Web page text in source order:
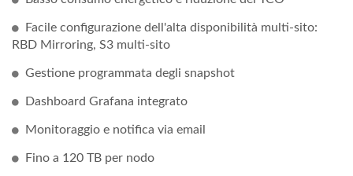
Facile configurazione dell'alta disponibilità multi-sito:
RBD Mirroring, S3 multi-sito
Gestione programmata degli snapshot
Dashboard Grafana integrato
Monitoraggio e notifica via email
Fino a 120 TB per nodo